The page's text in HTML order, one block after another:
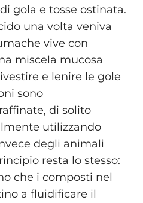
gola e tosse ostinata.
una volta veniva
vive con
miscela mucosa
e lenire le gole
sono
di solito
utilizzando
degli animali
resta lo stesso:
che i composti nel
a fluidificare il